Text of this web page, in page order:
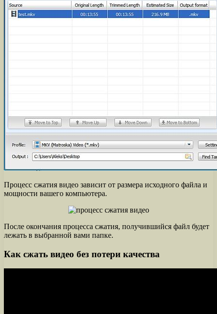
Процесс сжатия видео зависит от размера исходного файла и
мощности вашего компьютера.
После окончания процесса сжатия, получившийся файл будет
лежать в выбранной вами папке.
Как сжать видео без потери качества